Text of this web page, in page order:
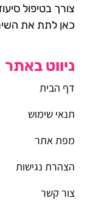
צורך בטיפול
כאן לתת את
ניווט באתר
דף הבית
תנאי שימוש
מפת אתר
הצהרת נגישות
צור קשר